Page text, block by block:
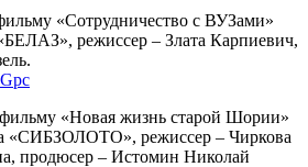
«Сотрудничество с ВУЗами»
режиссер – Злата Карпиевич,
фильму «Новая жизнь старой Шории»
«СИБЗОЛОТО», режиссер – Чиркова
продюсер – Истомин Николай